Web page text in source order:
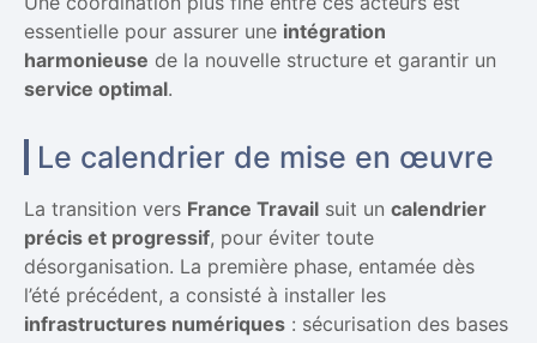
essentielle pour assurer une intégration
harmonieuse de la nouvelle structure et garantir un
service optimal.
Le calendrier de mise en œuvre
La transition vers France Travail suit un calendrier
précis et progressif, pour éviter toute
désorganisation. La première phase, entamée dès
l’été précédent, a consisté à installer les
infrastructures numériques : sécurisation des bases